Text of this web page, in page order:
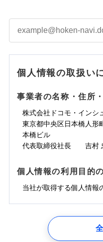
個人情報の取扱い
事業者の名称・住所
株式会社ドコモ・インシ
東京都中央区日本橋人
本橋ビル
代表取締役社長 吉村
個人情報の利用目的
当社が取得する個人情報
ユーザー登録受付および、